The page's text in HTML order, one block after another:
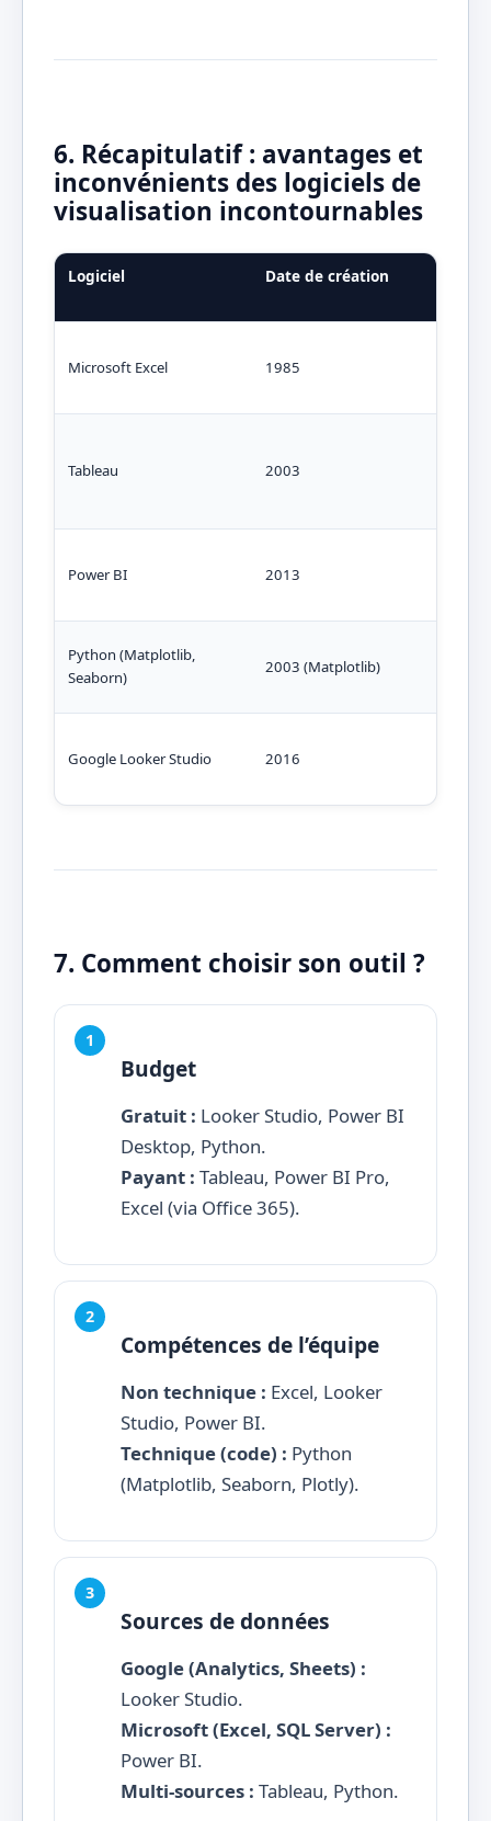
6. Récapitulatif : avantages et
inconvénients des logiciels de
visualisation incontournables
Logiciel Date de création
Microsoft Excel 1985
Tableau 2003
Power BI 2013
Python (Matplotlib,
Seaborn)
2003 (Matplotlib)
Google Looker Studio 2016
7. Comment choisir son outil ?
Budget
Gratuit : Looker Studio, Power BI
Desktop, Python.
Payant : Tableau, Power BI Pro,
Excel (via Office 365).
Compétences de l’équipe
Non technique : Excel, Looker
Studio, Power BI.
Technique (code) : Python
(Matplotlib, Seaborn, Plotly).
Sources de données
Google (Analytics, Sheets) :
Looker Studio.
Microsoft (Excel, SQL Server) :
Power BI.
Multi-sources : Tableau, Python.